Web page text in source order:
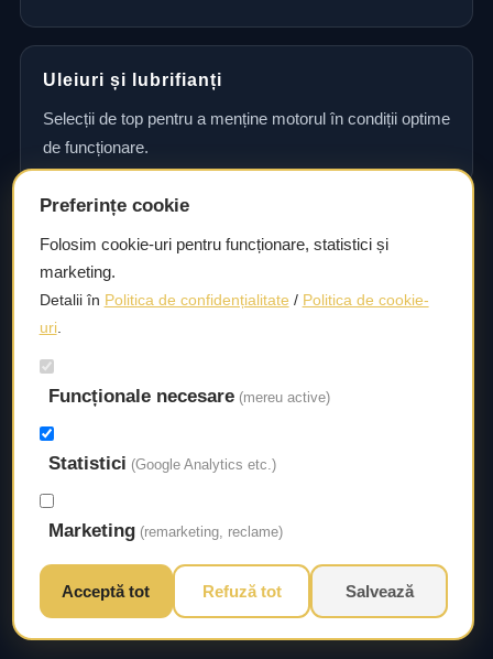
Uleiuri și lubrifianți
Selecții de top pentru a menține motorul în condiții optime
de funcționare.
Consultanță și asistență tehnică
Consultanță și asistență tehnică pentru alegerea pieselor
potrivite și efectuarea reparațiilor sau întreținerii corecte.
Livrare rapidă
Asigurăm un timp de livrare scurt, astfel încât să aveți
acces la piesele necesare fără întârzieri.
© 2026 Autorival. Toate drepturile rezervate.
Preferințe cookie
Folosim cookie-uri pentru funcționare, statistici și
marketing.
Detalii în Politica de confidențialitate / Politica de cookie-
uri.
Funcționale necesare (mereu active)
Statistici (Google Analytics etc.)
Marketing (remarketing, reclame)
Acceptă tot Refuză tot Salvează